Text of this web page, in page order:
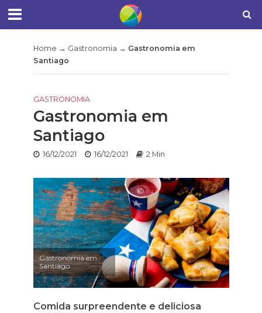
Home → Gastronomia → Gastronomia em
Santiago
GASTRONOMIA
Gastronomia em
Santiago
16/12/2021 16/12/2021 2 Min
Gastronomia em
Santiago
Comida surpreendente e deliciosa